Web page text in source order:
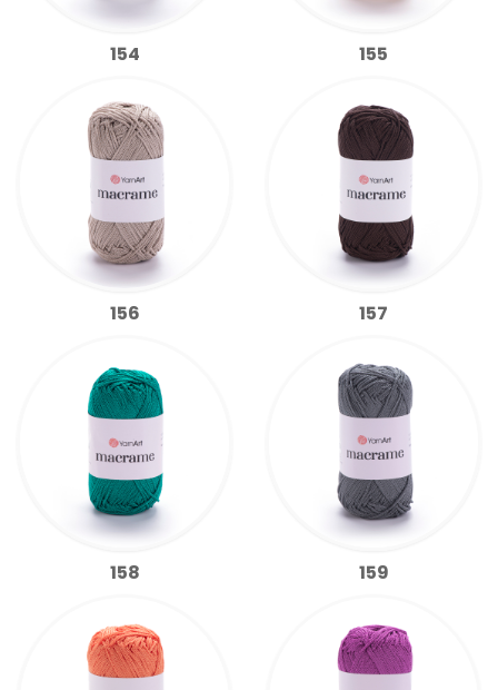
154 155
156 157
158 159